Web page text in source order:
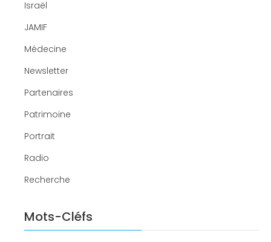
Israël
JAMIF
Médecine
Newsletter
Partenaires
Patrimoine
Portrait
Radio
Recherche
Mots-Cléfs